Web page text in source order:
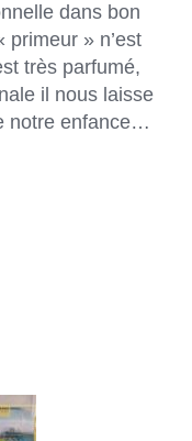
dans bon
primeur » n’est
très parfumé,
il nous laisse
notre enfance…